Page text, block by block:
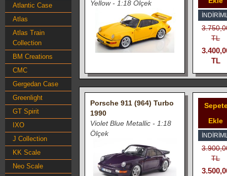
Atlantic Case
Atlas
Atlas Train
Collection
BM Creations
CMC
Gergedan Case
Greenlight
GT Spirit
IXO
J Collection
KK Scale
Neo Scale
Yellow - 1:18 Ölçek
TL
TL
Porsche 911 (964) Turbo
1990
Violet Blue Metallic - 1:18
Ölçek
Ekle
TL